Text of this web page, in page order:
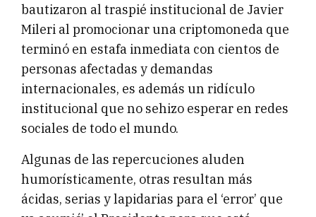
bautizaron al traspié institucional de Javier
Mileri al promocionar una criptomoneda que
terminó en estafa inmediata con cientos de
personas afectadas y demandas
internacionales, es además un ridículo
institucional que no sehizo esperar en redes
sociales de todo el mundo.
Algunas de las repercuciones aluden
humorísticamente, otras resultan más
ácidas, serias y lapidarias para el ‘error’ que